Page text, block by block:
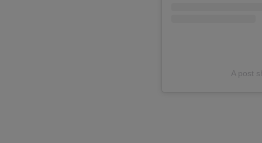
A post